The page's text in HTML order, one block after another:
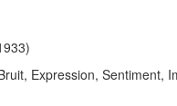
Expression, Sentiment,